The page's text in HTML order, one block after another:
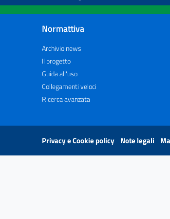
Normattiva
Archivio news
Il progetto
Guida all'uso
Collegamenti veloci
Ricerca avanzata
Privacy e Cookie policy Note legali